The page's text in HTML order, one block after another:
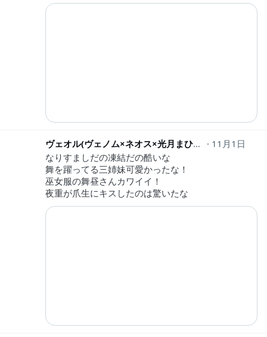
ヴェオル(ヴェノム×ネオス×光月まひる) 1756NEOS
11月1日
なりすましだの凍結だの酷いな
舞を躍ってる三姉妹可愛かったな！
巫女服の舞昼さんカワイイ！
夜重が爪生にキスしたのは驚いたな